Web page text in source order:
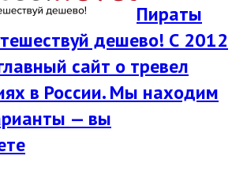
Пираты
дешево! С 2012
сайт о тревел
в России. Мы находим
— вы